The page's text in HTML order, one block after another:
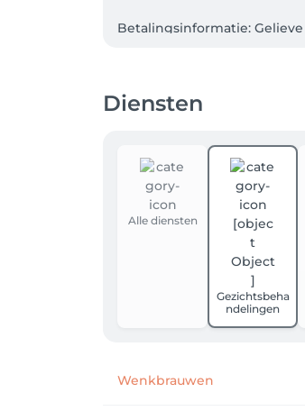
Betalingsinformatie:
Diensten
Alle diensten
Gezichtsbeha
ndelingen
Wenkbrauwen